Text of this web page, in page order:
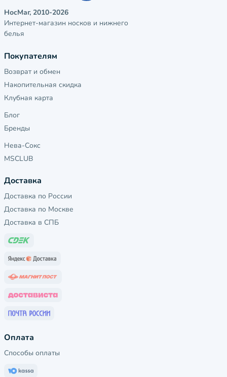
НосМаг, 2010-2026
Интернет-магазин носков и нижнего
белья
Покупателям
Возврат и обмен
Накопительная скидка
Клубная карта
Блог
Бренды
Нева-Сокс
MSCLUB
Доставка
Доставка по России
Доставка по Москве
Доставка в СПБ
Оплата
Способы оплаты